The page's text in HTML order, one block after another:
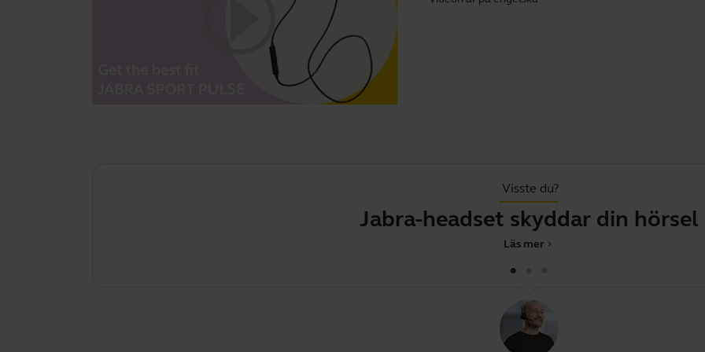
Visste du?
Jabra-headset skyddar din hörsel
chevron_right
Läs mer